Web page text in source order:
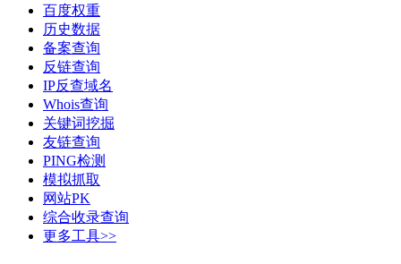
百度权重
历史数据
备案查询
反链查询
IP反查域名
Whois查询
关键词挖掘
友链查询
PING检测
模拟抓取
网站PK
综合收录查询
更多工具>>